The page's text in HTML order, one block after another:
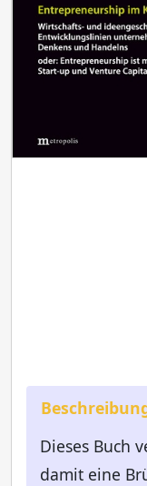
Dieses Buch
damit eine